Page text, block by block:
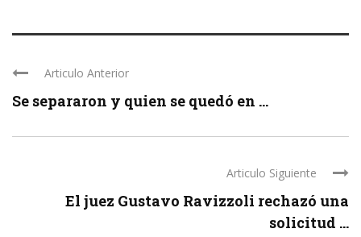
Articulo Anterior
Se separaron y quien se quedó en ...
Articulo Siguiente
El juez Gustavo Ravizzoli rechazó una
solicitud ...